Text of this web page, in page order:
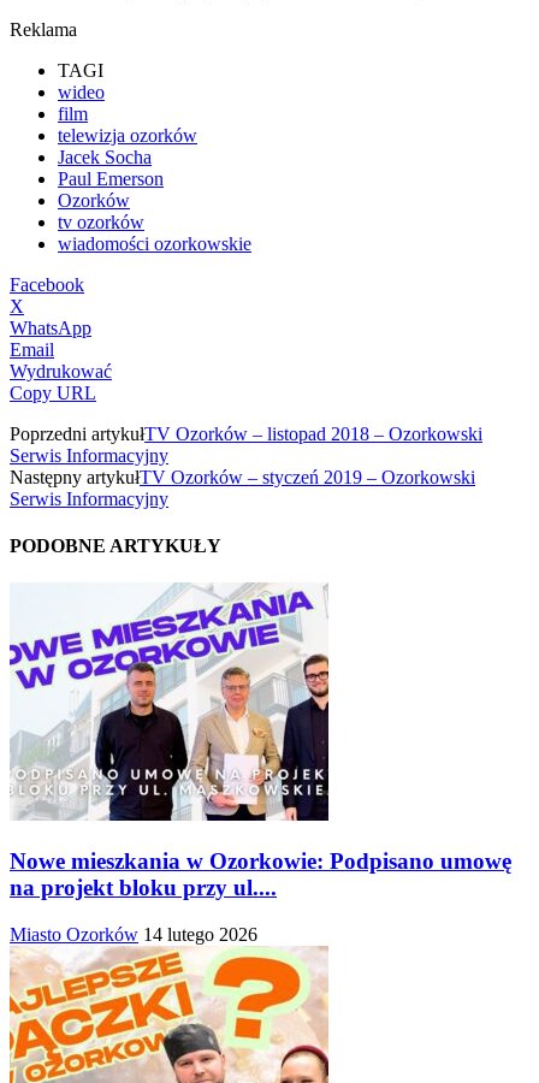
Reklama
TAGI
wideo
film
telewizja ozorków
Jacek Socha
Paul Emerson
Ozorków
tv ozorków
wiadomości ozorkowskie
Facebook
X
WhatsApp
Email
Wydrukować
Copy URL
Poprzedni artykułTV Ozorków – listopad 2018 – Ozorkowski
Serwis Informacyjny
Następny artykułTV Ozorków – styczeń 2019 – Ozorkowski
Serwis Informacyjny
PODOBNE ARTYKUŁY
Nowe mieszkania w Ozorkowie: Podpisano umowę
na projekt bloku przy ul....
Miasto Ozorków 14 lutego 2026